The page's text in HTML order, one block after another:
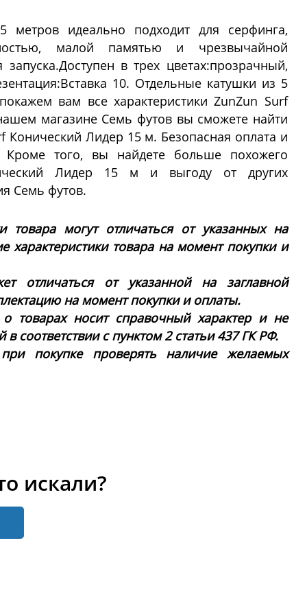
метров идеально подходит для серфинга,
малой памятью и чрезвычайной
в трех цветах:прозрачный,
10. Отдельные катушки из 5
вам все характеристики ZunZun Surf
магазине Семь футов вы сможете найти
Конический Лидер 15 м. Безопасная оплата и
Кроме того, вы найдете больше похожего
Лидер 15 м и выгоду от других
Семь футов.
товара могут отличаться от указанных на
характеристики товара на момент покупки и
отличаться от указанной на заглавной
на момент покупки и оплаты.
товарах носит справочный характер и не
соответствии с пунктом 2 статьи 437 ГК РФ.
покупке проверять наличие желаемых
искали?